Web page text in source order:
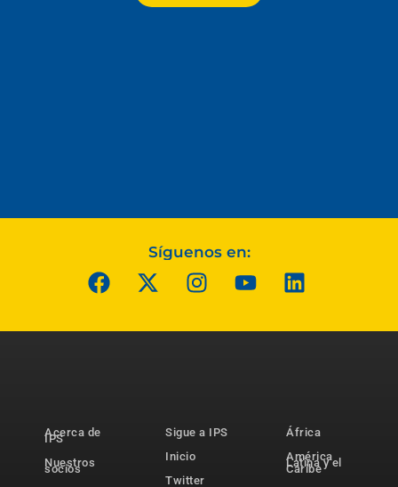
Síguenos en:
Acerca de
IPS
Nuestros
socios
Sigue a IPS
Inicio
Twitter
África
América
Latina y el
Caribe